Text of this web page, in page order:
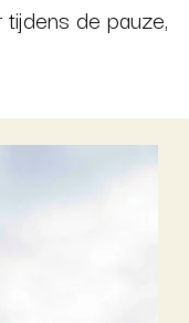
de pauze,